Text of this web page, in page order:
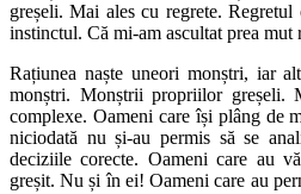
greșeli. Mai ales cu regrete.
instinctul. Că mi-am ascultat prea mut
Rațiunea naște uneori monștri, iar
monștri. Monștrii propriilor greșeli.
complexe. Oameni care își plâng de
niciodată nu și-au permis să se
deciziile corecte. Oameni care au
greșit. Nu și în ei! Oameni care au